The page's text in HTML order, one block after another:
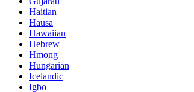
Haitian
Hausa
Hawaiian
Hebrew
Hmong
Hungarian
Icelandic
Igbo